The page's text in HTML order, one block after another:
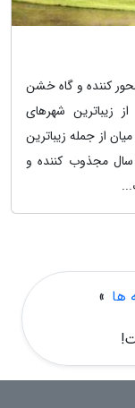
کننده و گاه خشن
شهرهای
از جمله زیباترین
مجذوب کننده و
ها »